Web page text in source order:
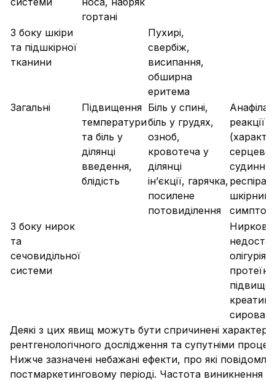
гортані
З боку шкіри
та підшкірної
тканини
Пухирі,
свербіж,
висипання,
обширна
еритема
Загальні
Підвищення
температури
та біль у
ділянці
введення,
блідість
Біль у спині,
біль у грудях,
озноб,
кровотеча у
ділянці
ін’єкції, гарячка,
посилене
потовиділення
реакції
серцево-
З боку нирок
та
сечовидільної
системи
Ниркова
олігурія
Деякі з цих явищ можуть бути спричинені
рентгенологічного дослідження та супутніми
Нижче зазначені небажані ефекти, про які
постмаркетинговому періоді. Частота виникнення